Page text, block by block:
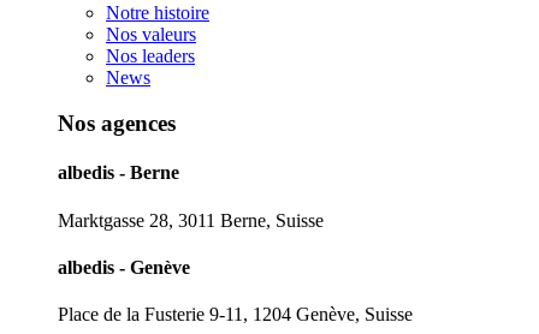
Notre histoire
Nos valeurs
Nos leaders
News
Nos agences
albedis - Berne
Marktgasse 28, 3011 Berne, Suisse
albedis - Genève
Place de la Fusterie 9-11, 1204 Genève, Suisse